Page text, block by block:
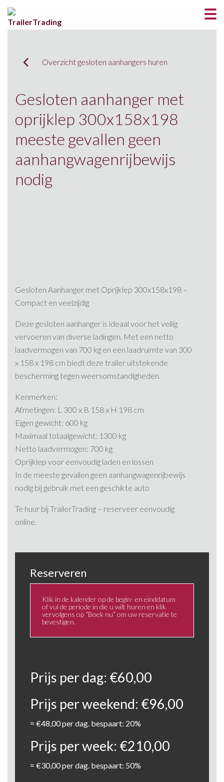
Overzicht gesloten aanhangers huren
Gesloten aanhanger met
oprijklep 300x158x198
meeste gevallen geen
aanhangwagenrijbewijs
nodig
Gesloten Aanhanger met Oprijklep 300x158x198 –
Compact en veelzijdig
Deze gesloten aanhanger is ideaal voor het veilig
vervoeren van diverse ladingen. Met een netto
laadvermogen van 700 kg en een laadruimte van 300
x 158 x 198 cm biedt deze trailer uitstekende
bescherming tegen weersomstandigheden.​
Kenmerken:
Afmetingen: L 300 x B 158 x H 198 cm
Eigen gewicht: 600 kg
Maximaal totaalgewicht: 1300 kg
Netto laadvermogen: 700 kg
Oprijklep voor eenvoudig laden en lossen
In de meeste gevallen geen aanhangwagenrijbewijs
nodig bij gebruik met een geschikte auto​
Te huur bij TrailerTrading – reserveer eenvoudig
online.
Reserveren
Klik in de kalender op de begin- en einddatum
of vul de periode in die u wilt huren en klik
vervolgens op “Boek nu” om uw reservatie te
bevestigen.
Prijs per dag: €60,00
Prijs per weekend: €96,00
= €48,00per dag. bespaart: 20%
Prijs per week: €210,00
= €30,00per dag. bespaart: 50%